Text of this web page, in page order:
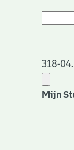
318-
Mijn